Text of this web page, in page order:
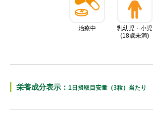
治療中
乳幼児・小児
(18歳未満)
栄養成分表示： 1日摂取目安量（3粒）当たり